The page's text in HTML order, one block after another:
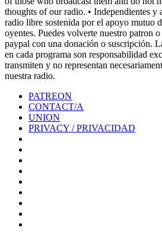
thoughts of our radio. • Independientes y
radio libre sostenida por el apoyo mutuo
oyentes. Puedes volverte nuestro patron
paypal con una donación o suscripción.
en cada programa son responsabilidad
transmiten y no representan
nuestra radio.
PATREON
CONTACT/A
UNION
PRIVACY / PRIVACIDAD